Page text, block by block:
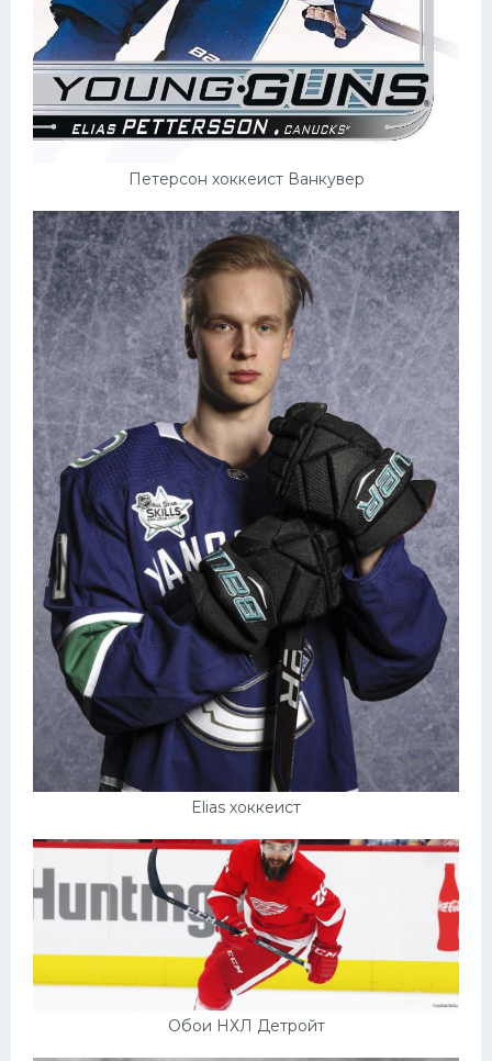
Петерсон хоккеист Ванкувер
Elias хоккеист
Обои НХЛ Детройт